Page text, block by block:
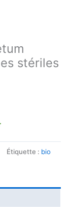
stériles
Étiquette : bio